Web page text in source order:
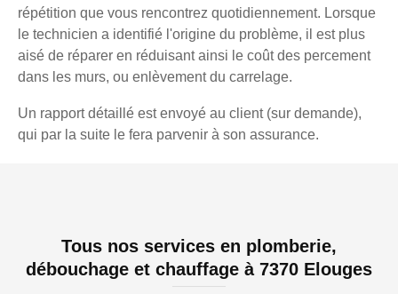
répétition que vous rencontrez quotidiennement. Lorsque
le technicien a identifié l'origine du problème, il est plus
aisé de réparer en réduisant ainsi le coût des percement
dans les murs, ou enlèvement du carrelage.
Un rapport détaillé est envoyé au client (sur demande),
qui par la suite le fera parvenir à son assurance.
Tous nos services en plomberie,
débouchage et chauffage à 7370 Elouges